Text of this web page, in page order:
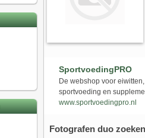
SportvoedingPRO
De webshop voor eiwitten,
sportvoeding en
www.sportvoedingpro.nl
Fotografen duo